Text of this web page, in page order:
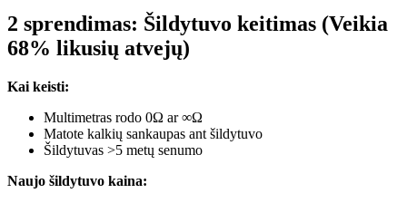
2 sprendimas: Šildytuvo keitimas (Veikia
68% likusių atvejų)
Kai keisti:
Multimetras rodo 0Ω ar ∞Ω
Matote kalkių sankaupas ant šildytuvo
Šildytuvas >5 metų senumo
Naujo šildytuvo kaina: